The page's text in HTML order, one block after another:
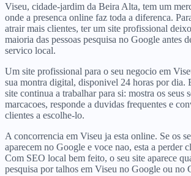
Viseu, cidade-jardim da Beira Alta, tem um
onde a presenca online faz toda a diferenca.
atrair mais clientes, ter um site profissional
maioria das pessoas pesquisa no Google antes
servico local.
Um site profissional para o seu negocio em
sua montra digital, disponivel 24 horas por dia.
site continua a trabalhar para si: mostra os seus
marcacoes, responde a duvidas frequentes e
clientes a escolhe-lo.
A concorrencia em Viseu ja esta online. Se os
aparecem no Google e voce nao, esta a perder
Com SEO local bem feito, o seu site aparece
pesquisa por talhos em Viseu no Google ou no